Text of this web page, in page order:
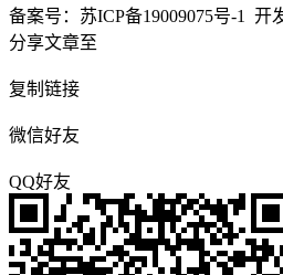
备案号：苏ICP备19009075号-1
开
分享文章至
复制链接
微信好友
QQ好友